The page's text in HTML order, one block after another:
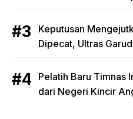
Keputusan
Dipecat, Ultras
Pelatih Baru Timnas
dari Negeri Kincir